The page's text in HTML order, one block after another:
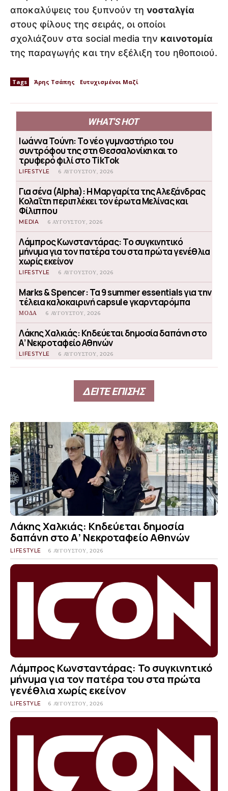
αποκαλύψεις του ξυπνούν τη νοσταλγία
στους φίλους της σειράς, οι οποίοι
σχολιάζουν στα social media την καινοτομία
της παραγωγής και την εξέλιξη του ηθοποιού.
Tags Άρης Τσάπης Ευτυχισμένοι Μαζί
WHAT'S HOT
Ιωάννα Τούνη: Το νέο γυμναστήριο του
συντρόφου της στη Θεσσαλονίκη και το
τρυφερό φιλί στο TikTok
LIFESTYLE 6 ΑΥΓΟΎΣΤΟΥ, 2026
Για σένα (Alpha): Η Μαργαρίτα της Αλεξάνδρας
Κολαΐτη περιπλέκει τον έρωτα Μελίνας και
Φίλιππου
MEDIA 6 ΑΥΓΟΎΣΤΟΥ, 2026
Λάμπρος Κωνσταντάρας: Το συγκινητικό
μήνυμα για τον πατέρα του στα πρώτα γενέθλια
χωρίς εκείνον
LIFESTYLE 6 ΑΥΓΟΎΣΤΟΥ, 2026
Marks & Spencer: Τα 9 summer essentials για την
τέλεια καλοκαιρινή capsule γκαρνταρόμπα
ΜΟΔΑ 6 ΑΥΓΟΎΣΤΟΥ, 2026
Λάκης Χαλκιάς: Κηδεύεται δημοσία δαπάνη στο
Α’ Νεκροταφείο Αθηνών
LIFESTYLE 6 ΑΥΓΟΎΣΤΟΥ, 2026
ΔΕΙΤΕ ΕΠΙΣΗΣ
Λάκης Χαλκιάς: Κηδεύεται δημοσία
δαπάνη στο Α’ Νεκροταφείο Αθηνών
LIFESTYLE 6 ΑΥΓΟΎΣΤΟΥ, 2026
Λάμπρος Κωνσταντάρας: Το συγκινητικό
μήνυμα για τον πατέρα του στα πρώτα
γενέθλια χωρίς εκείνον
LIFESTYLE 6 ΑΥΓΟΎΣΤΟΥ, 2026